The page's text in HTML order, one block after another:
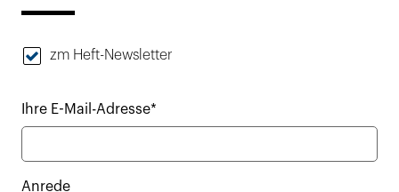
zm Heft-Newsletter
Ihre E-Mail-Adresse*
Anrede